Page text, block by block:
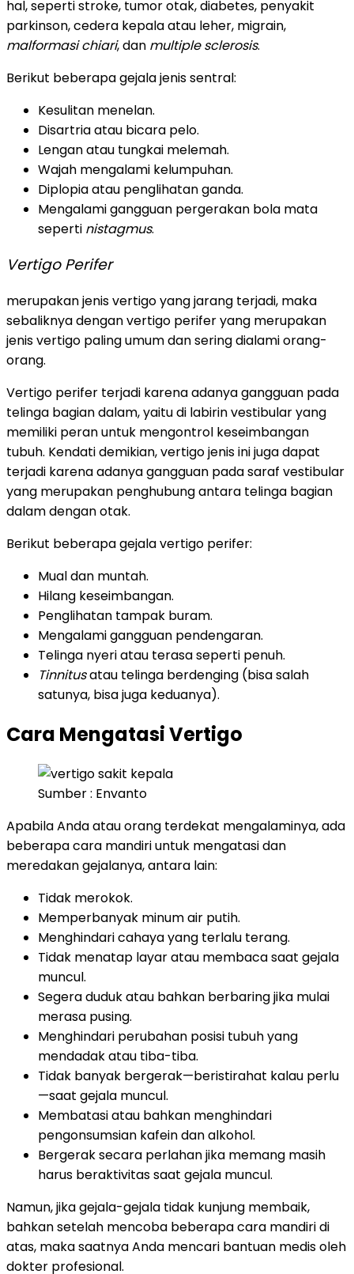
hal, seperti stroke, tumor otak, diabetes, penyakit
parkinson, cedera kepala atau leher, migrain,
malformasi chiari, dan multiple sclerosis.
Berikut beberapa gejala jenis sentral:
Kesulitan menelan.
Disartria atau bicara pelo.
Lengan atau tungkai melemah.
Wajah mengalami kelumpuhan.
Diplopia atau penglihatan ganda.
Mengalami gangguan pergerakan bola mata
seperti nistagmus.
Vertigo Perifer
merupakan jenis vertigo yang jarang terjadi, maka
sebaliknya dengan vertigo perifer yang merupakan
jenis vertigo paling umum dan sering dialami orang-
orang.
Vertigo perifer terjadi karena adanya gangguan pada
telinga bagian dalam, yaitu di labirin vestibular yang
memiliki peran untuk mengontrol keseimbangan
tubuh. Kendati demikian, vertigo jenis ini juga dapat
terjadi karena adanya gangguan pada saraf vestibular
yang merupakan penghubung antara telinga bagian
dalam dengan otak.
Berikut beberapa gejala vertigo perifer:
Mual dan muntah.
Hilang keseimbangan.
Penglihatan tampak buram.
Mengalami gangguan pendengaran.
Telinga nyeri atau terasa seperti penuh.
Tinnitusatau telinga berdenging (bisa salah
satunya, bisa juga keduanya).
Cara Mengatasi Vertigo
Sumber : Envanto
Apabila Anda atau orang terdekat mengalaminya, ada
beberapa cara mandiri untuk mengatasi dan
meredakan gejalanya, antara lain:
Tidak merokok.
Memperbanyak minum air putih.
Menghindari cahaya yang terlalu terang.
Tidak menatap layar atau membaca saat gejala
muncul.
Segera duduk atau bahkan berbaring jika mulai
merasa pusing.
Menghindari perubahan posisi tubuh yang
mendadak atau tiba-tiba.
Tidak banyak bergerak—beristirahat kalau perlu
—saat gejala muncul.
Membatasi atau bahkan menghindari
pengonsumsian kafein dan alkohol.
Bergerak secara perlahan jika memang masih
harus beraktivitas saat gejala muncul.
Namun, jika gejala-gejala tidak kunjung membaik,
bahkan setelah mencoba beberapa cara mandiri di
atas, maka saatnya Anda mencari bantuan medis oleh
dokter profesional.